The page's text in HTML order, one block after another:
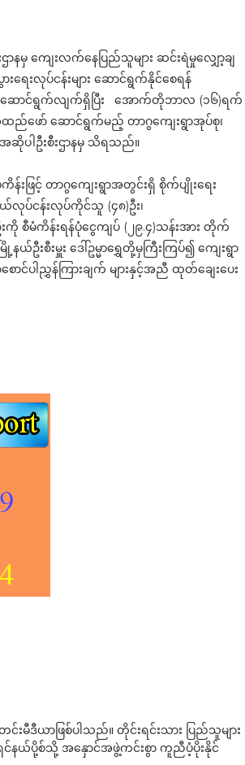
မှ ကျေးလက်နေပြည်သူများ ဆင်းရဲမှုလျှော့ချ
းရေးလုပ်ငန်းများ ဆောင်ရွက်နိုင်စေရန်
ဆောင်ရွက်လျက်ရှိပြီး အောက်တိုဘာလ (၁၆)ရက်
ထည်ဖော် ဆောင်ရွက်မည့် တာဂွကျေးရွာအုပ်စု၊
ဆိုပါဦးစီးဌာနမှ သိရသည်။
န်းဖြင့် တာဂွကျေးရွာအတွင်းရှိ စိုက်ပျိုးရေး
လုပ်ငန်းလုပ်ကိုင်သူ (၄၈)ဦး၊
ကို စီမံကိန်းရန်ပုံငွေကျပ် (၂၉.၄)သန်းအား တိုက်
ယ်ဦးစီးမှူး ဒေါ်ဥမ္မာရွှေတို့မှကြီးကြပ်၍ ကျေးရွာ
ာင်ပါညွှန်ကြားချက် များနှင့်အညီ ထုတ်ချေးပေး
ဒီယာဖြစ်ပါသည်။ တိုင်းရင်းသား ပြည်သူများ
ရှင်နယ်ပို့စ်သို့ အနှောင်အဖွဲ့ကင်းစွာ ကူညီပံ့ပိုးနိုင်